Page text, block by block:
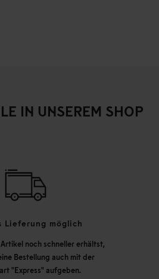
IN UNSEREM SHOP
Lieferung möglich
noch schneller erhältst,
Bestellung auch mit der
"Express" aufgeben.